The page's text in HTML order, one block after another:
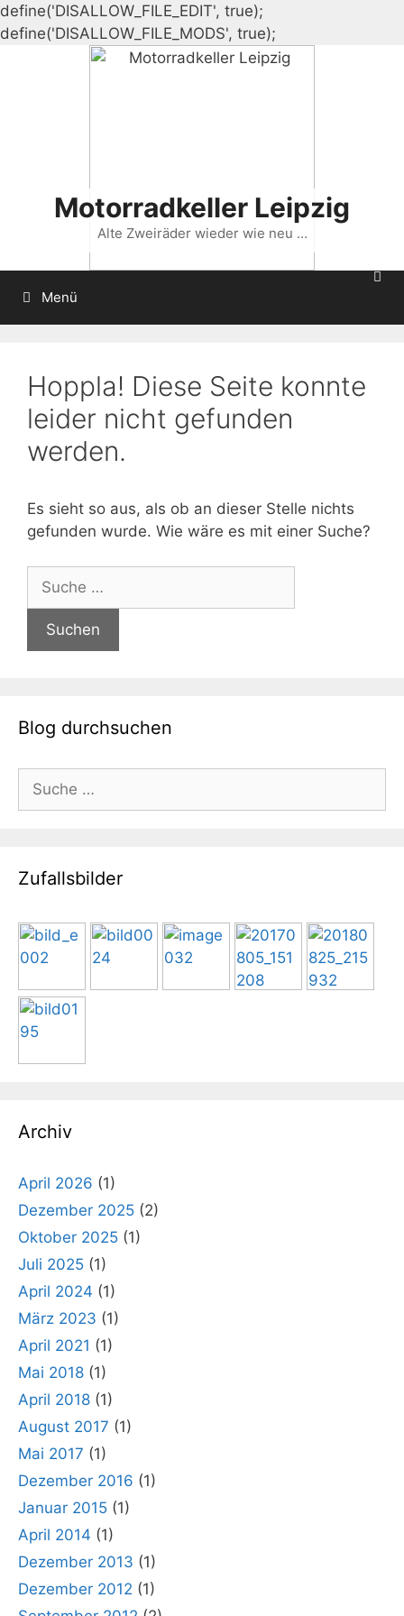
define('DISALLOW_FILE_EDIT', true);
define('DISALLOW_FILE_MODS', true);
Inhalt
Motorradkeller Leipzig
Alte Zweiräder wieder wie neu …
Menü
Hoppla! Diese Seite konnte
leider nicht gefunden
werden.
Es sieht so aus, als ob an dieser Stelle nichts
gefunden wurde. Wie wäre es mit einer Suche?
nach:
Blog durchsuchen
nach:
Zufallsbilder
Archiv
April 2026 (1)
Dezember 2025 (2)
Oktober 2025 (1)
Juli 2025 (1)
April 2024 (1)
März 2023 (1)
April 2021 (1)
Mai 2018 (1)
April 2018 (1)
August 2017 (1)
Mai 2017 (1)
Dezember 2016 (1)
Januar 2015 (1)
April 2014 (1)
Dezember 2013 (1)
Dezember 2012 (1)